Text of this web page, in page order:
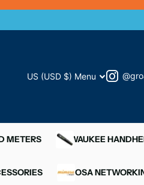
US (USD $) Menu
METERS MILWAUKEE
MIMOSA